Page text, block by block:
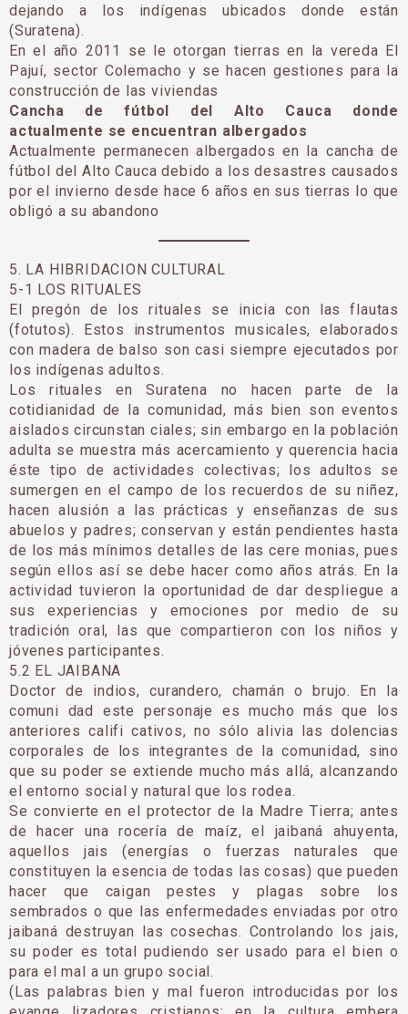
dejando a los indígenas ubicados donde están
(Suratena).
En el año 2011 se le otorgan tierras en la vereda El
Pajuí, sector Colemacho y se hacen gestiones para la
construcción de las viviendas
Cancha de fútbol del Alto Cauca donde
actualmente se encuentran albergados
Actualmente permanecen albergados en la cancha de
fútbol del Alto Cauca debido a los desastres causados
por el invierno desde hace 6 años en sus tierras lo que
obligó a su abandono
5. LA HIBRIDACION CULTURAL
5-1 LOS RITUALES
El pregón de los rituales se inicia con las flautas
(fotutos). Estos instrumentos musicales, elaborados
con madera de balso son casi siempre ejecutados por
los indígenas adultos.
Los rituales en Suratena no hacen parte de la
cotidianidad de la comunidad, más bien son eventos
aislados circunstan ciales; sin embargo en la población
adulta se muestra más acercamiento y querencia hacia
éste tipo de actividades colectivas; los adultos se
sumergen en el campo de los recuerdos de su niñez,
hacen alusión a las prácticas y enseñanzas de sus
abuelos y padres; conservan y están pendientes hasta
de los más mínimos detalles de las cere monias, pues
según ellos así se debe hacer como años atrás. En la
actividad tuvieron la oportunidad de dar despliegue a
sus experiencias y emociones por medio de su
tradición oral, las que compartieron con los niños y
jóvenes participantes.
5.2 EL JAIBANA
Doctor de indios, curandero, chamán o brujo. En la
comuni dad este personaje es mucho más que los
anteriores califi cativos, no sólo alivia las dolencias
corporales de los integrantes de la comunidad, sino
que su poder se extiende mucho más allá, alcanzando
el entorno social y natural que los rodea.
Se convierte en el protector de la Madre Tierra; antes
de hacer una rocería de maíz, el jaibaná ahuyenta,
aquellos jais (energías o fuerzas naturales que
constituyen la esencia de todas las cosas) que pueden
hacer que caigan pestes y plagas sobre los
sembrados o que las enfermedades enviadas por otro
jaibaná destruyan las cosechas. Controlando los jais,
su poder es total pudiendo ser usado para el bien o
para el mal a un grupo social.
(Las palabras bien y mal fueron introducidas por los